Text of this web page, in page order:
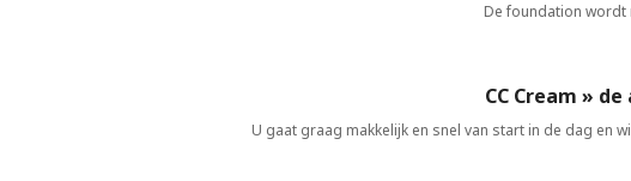
De foundation wordt
CC Cream »
U gaat graag makkelijk en snel van start in de dag en